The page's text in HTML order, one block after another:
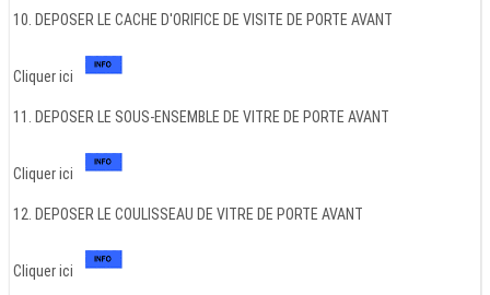
10. DEPOSER LE CACHE D'ORIFICE DE VISITE DE PORTE AVANT
Cliquer ici
11. DEPOSER LE SOUS-ENSEMBLE DE VITRE DE PORTE AVANT
Cliquer ici
12. DEPOSER LE COULISSEAU DE VITRE DE PORTE AVANT
Cliquer ici